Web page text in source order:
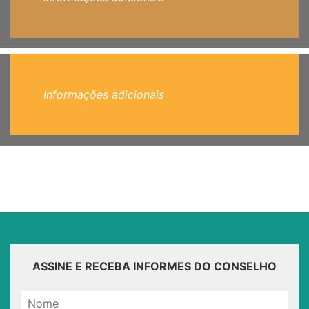
Informações adicionais
ASSINE E RECEBA INFORMES DO CONSELHO